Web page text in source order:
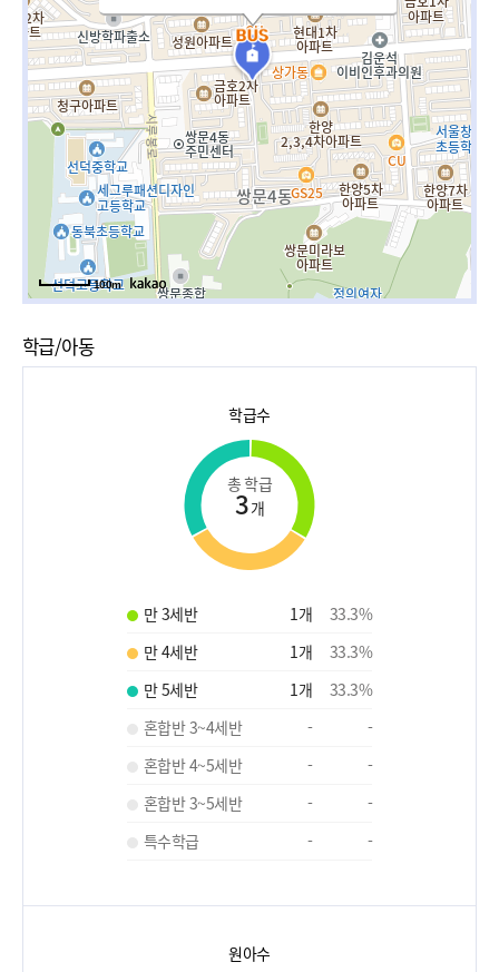
100m
학급/아동
학급수
총 학급
3개
만 3세반 1개 33.3%
만 4세반
1개 33.3%
만 5세반
1개 33.3%
혼합반 3~4세반
-
-
혼합반 4~5세반
-
-
혼합반 3~5세반
-
-
특수학급
- -
원아수